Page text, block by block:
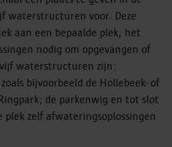
waterstructuren voor. Deze
aan een bepaalde plek, het
nodig om opgevangen of
waterstructuren zijn:
bijvoorbeeld de Hollebeek- of
de parkenwig en tot slot
plek zelf afwateringsoplossingen